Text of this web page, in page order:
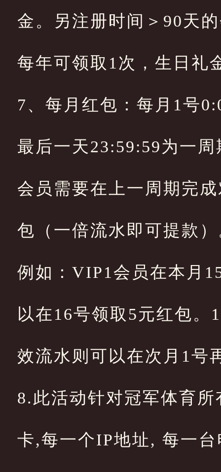
金。另注册时间＞90天
每年可领取1次，生日
7、每月红包：每月1号
最后一天23:59:59为一
会员需要在上一周期完
包（一倍流水即可提款
例如：VIP1会员在本月
以在16号领取5元红包。
效流水则可以在次月1号
8.此活动针对冠军体育
卡,每一个IP地址, 每一